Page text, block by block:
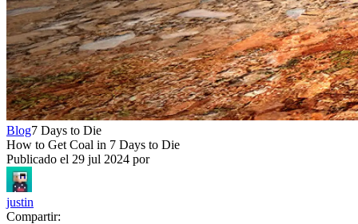
Blog7 Days to Die
How to Get Coal in 7 Days to Die
Publicado el 29 jul 2024 por
justin
Compartir: